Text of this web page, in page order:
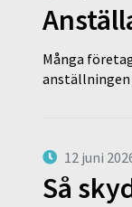
Många
anställningen
12 juni
Så